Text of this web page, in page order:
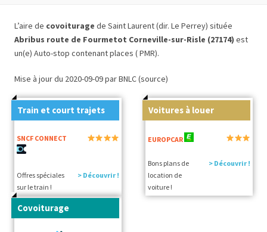
L’aire de covoiturage de Saint Laurent (dir. Le Perrey) située
Abribus route de Fourmetot Corneville-sur-Risle (27174) est
un(e) Auto-stop contenant places ( PMR).
Mise à jour du 2020-09-09 par BNLC (source)
Train et court trajets
SNCF CONNECT
Offres spéciales
sur le train !
> Découvrir !
Voitures à louer
EUROPCAR
Bons plans de
location de
voiture !
> Découvrir !
Covoiturage